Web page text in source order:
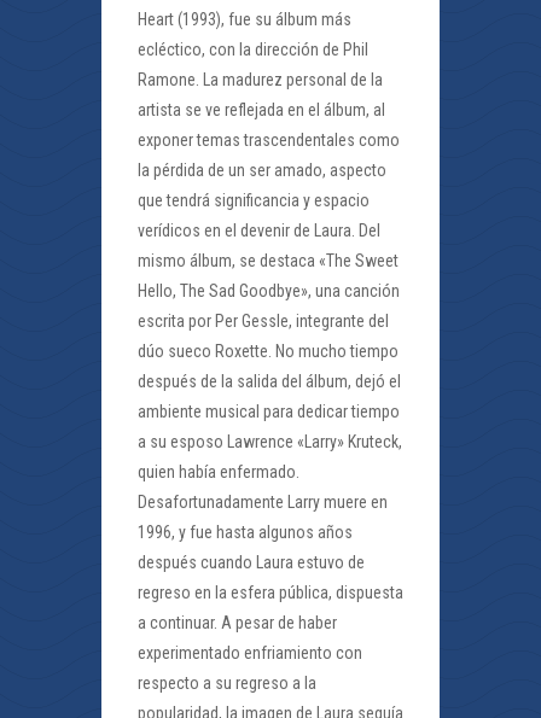
Heart (1993), fue su álbum más
ecléctico, con la dirección de Phil
Ramone. La madurez personal de la
artista se ve reflejada en el álbum, al
exponer temas trascendentales como
la pérdida de un ser amado, aspecto
que tendrá significancia y espacio
verídicos en el devenir de Laura. Del
mismo álbum, se destaca «The Sweet
Hello, The Sad Goodbye», una canción
escrita por Per Gessle, integrante del
dúo sueco Roxette. No mucho tiempo
después de la salida del álbum, dejó el
ambiente musical para dedicar tiempo
a su esposo Lawrence «Larry» Kruteck,
quien había enfermado.
Desafortunadamente Larry muere en
1996, y fue hasta algunos años
después cuando Laura estuvo de
regreso en la esfera pública, dispuesta
a continuar. A pesar de haber
experimentado enfriamiento con
respecto a su regreso a la
popularidad, la imagen de Laura seguía